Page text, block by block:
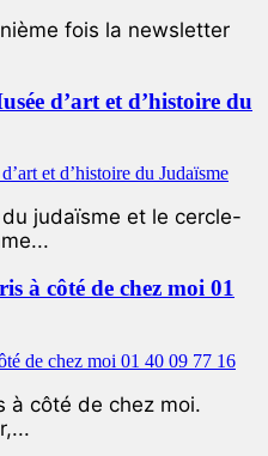
fois la newsletter
d’art et d’histoire du
du judaïsme et le cercle-
à côté de chez moi 01
à côté de chez moi.